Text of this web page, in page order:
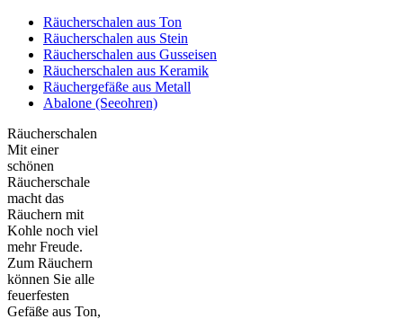
Räucherschalen aus Ton
Räucherschalen aus Stein
Räucherschalen aus Gusseisen
Räucherschalen aus Keramik
Räuchergefäße aus Metall
Abalone (Seeohren)
Räucherschalen
Mit einer
schönen
Räucherschale
macht das
Räuchern mit
Kohle noch viel
mehr Freude.
Zum Räuchern
können Sie alle
feuerfesten
Gefäße aus Ton,